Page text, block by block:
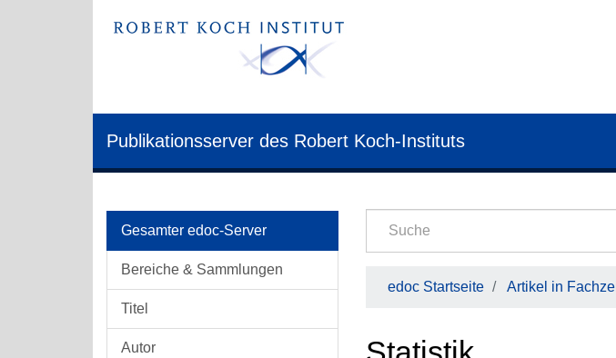
Publikationsserver des Robert Koch-Instituts
Gesamter edoc-Server
Bereiche & Sammlungen
Titel
Autor
edoc Startseite Artikel in